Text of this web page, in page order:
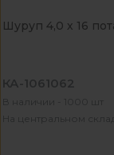
Шуруп 4,0 х 16
КА-1061062
В наличии - 1000 шт
На центральном